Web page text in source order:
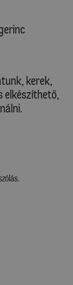
kerek,
elkészíthető,